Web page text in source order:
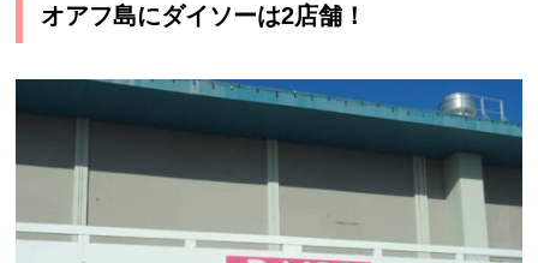
オアフ島にダイソーは2店舗！